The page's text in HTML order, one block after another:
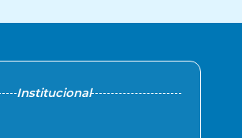
Institucional